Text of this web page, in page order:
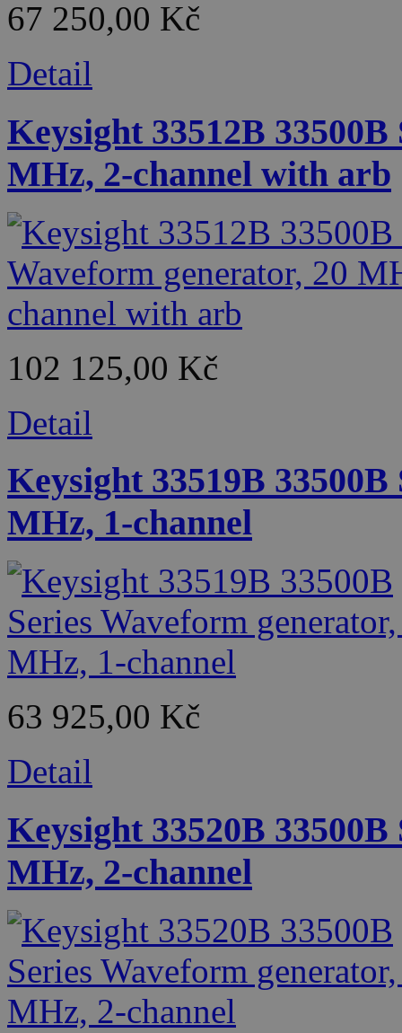
67 250,00 Kč
Detail
Keysight 33512B
MHz, 2-channel with arb
102 125,00 Kč
Detail
Keysight 33519B
MHz, 1-channel
63 925,00 Kč
Detail
Keysight 33520B
MHz, 2-channel